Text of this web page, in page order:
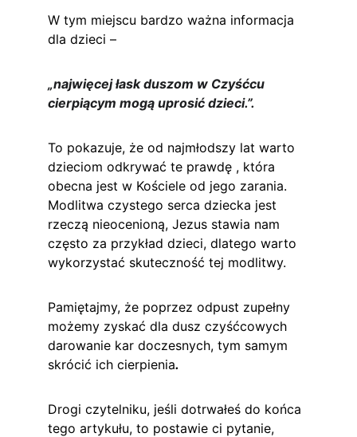
W tym miejscu bardzo ważna informacja
dla dzieci –
„najwięcej łask duszom w Czyśćcu
cierpiącym mogą uprosić dzieci.”.
To pokazuje, że od najmłodszy lat warto
dzieciom odkrywać te prawdę , która
obecna jest w Kościele od jego zarania.
Modlitwa czystego serca dziecka jest
rzeczą nieocenioną, Jezus stawia nam
często za przykład dzieci, dlatego warto
wykorzystać skuteczność tej modlitwy.
Pamiętajmy, że poprzez odpust zupełny
możemy zyskać dla dusz czyśćcowych
darowanie kar doczesnych, tym samym
skrócić ich cierpienia.
Drogi czytelniku, jeśli dotrwałeś do końca
tego artykułu, to postawie ci pytanie,